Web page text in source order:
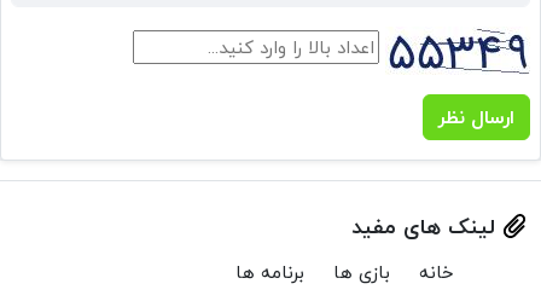
ارسال نظر
لینک های مفید
خانه بازی ها برنامه ها